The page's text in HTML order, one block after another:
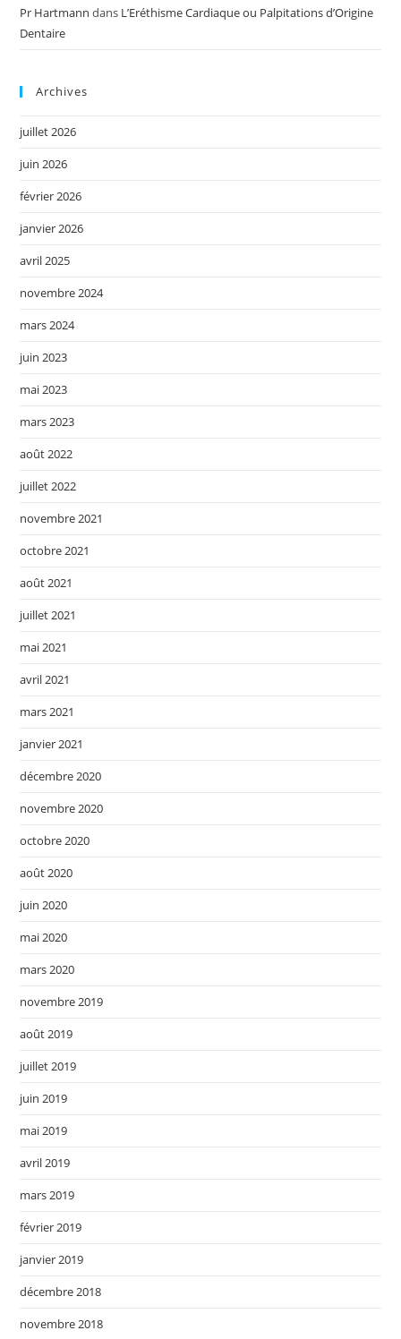
Pr Hartmann dans L’Eréthisme Cardiaque ou Palpitations d’Origine
Dentaire
Archives
juillet 2026
juin 2026
février 2026
janvier 2026
avril 2025
novembre 2024
mars 2024
juin 2023
mai 2023
mars 2023
août 2022
juillet 2022
novembre 2021
octobre 2021
août 2021
juillet 2021
mai 2021
avril 2021
mars 2021
janvier 2021
décembre 2020
novembre 2020
octobre 2020
août 2020
juin 2020
mai 2020
mars 2020
novembre 2019
août 2019
juillet 2019
juin 2019
mai 2019
avril 2019
mars 2019
février 2019
janvier 2019
décembre 2018
novembre 2018